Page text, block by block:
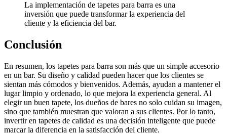
La implementación de tapetes para barra es una
inversión que puede transformar la experiencia del
cliente y la eficiencia del bar.
Conclusión
En resumen, los tapetes para barra son más que un simple accesorio
en un bar. Su diseño y calidad pueden hacer que los clientes se
sientan más cómodos y bienvenidos. Además, ayudan a mantener el
lugar limpio y ordenado, lo que mejora la experiencia general. Al
elegir un buen tapete, los dueños de bares no solo cuidan su imagen,
sino que también muestran que valoran a sus clientes. Por lo tanto,
invertir en tapetes de calidad es una decisión inteligente que puede
marcar la diferencia en la satisfacción del cliente.